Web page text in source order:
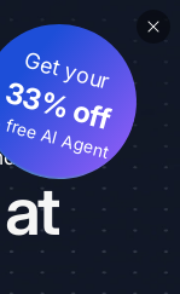
Get your
33% off
AI Agent